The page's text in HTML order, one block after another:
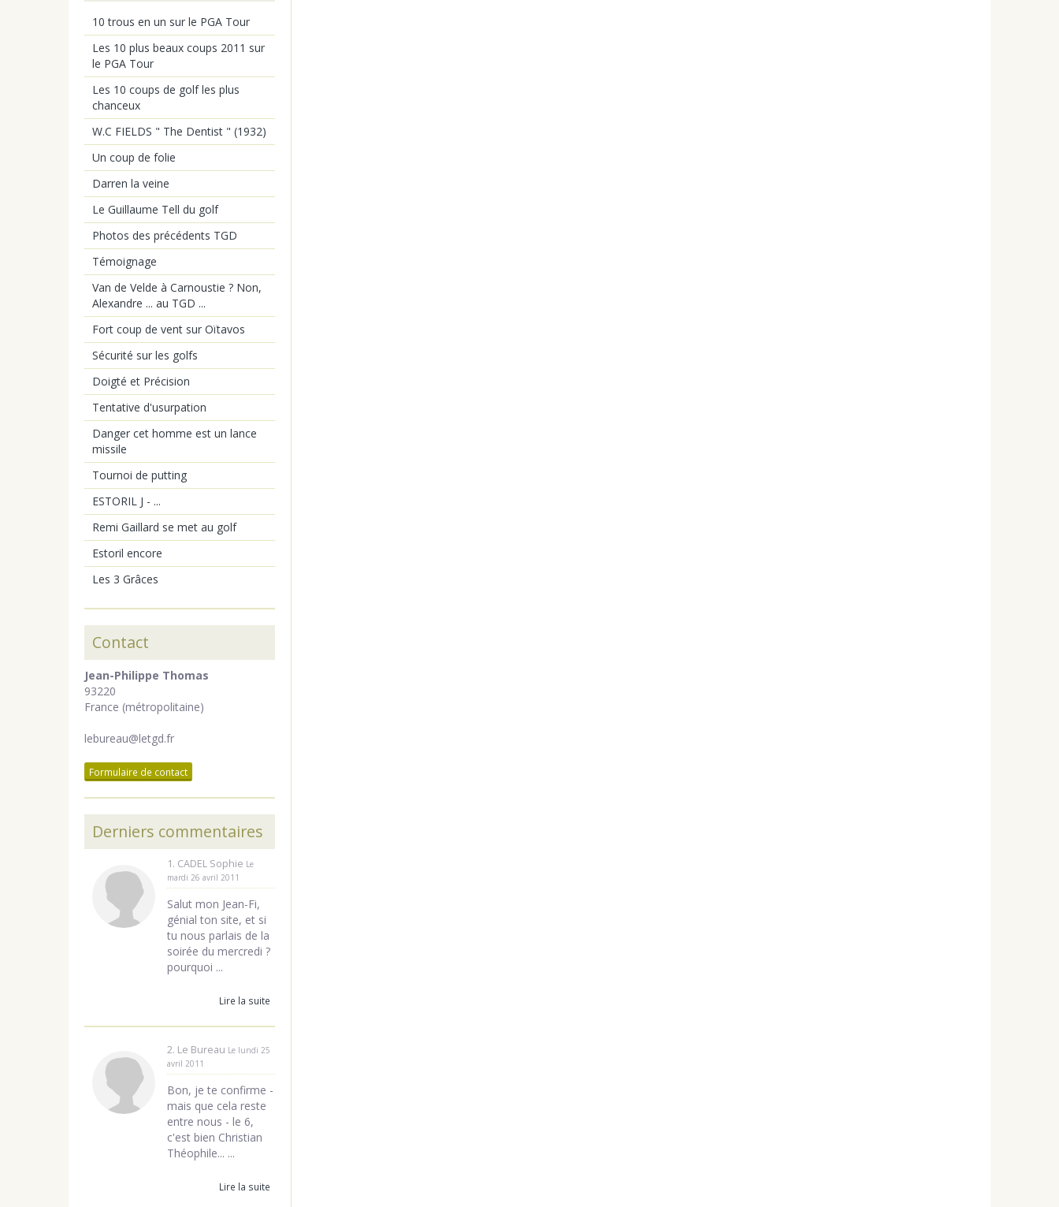
10 trous en un sur le PGA Tour
Les 10 plus beaux coups 2011 sur
le PGA Tour
Les 10 coups de golf les plus
chanceux
W.C FIELDS " The Dentist " (1932)
Un coup de folie
Darren la veine
Le Guillaume Tell du golf
Photos des précédents TGD
Témoignage
Van de Velde à Carnoustie ? Non,
Alexandre ... au TGD ...
Fort coup de vent sur Oïtavos
Sécurité sur les golfs
Doigté et Précision
Tentative d'usurpation
Danger cet homme est un lance
missile
Tournoi de putting
ESTORIL J - ...
Remi Gaillard se met au golf
Estoril encore
Les 3 Grâces
Contact
Jean-Philippe Thomas
93220
France (métropolitaine)
lebureau@letgd.fr
Formulaire de contact
Derniers commentaires
1. CADEL Sophie Le
mardi 26 avril 2011
Salut mon Jean-Fi,
génial ton site, et si
tu nous parlais de la
soirée du mercredi ?
pourquoi ...
Lire la suite
2. Le Bureau Le lundi 25
avril 2011
Bon, je te confirme -
mais que cela reste
entre nous - le 6,
c'est bien Christian
Théophile... ...
Lire la suite